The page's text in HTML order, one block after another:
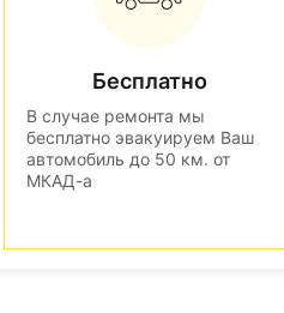
Бесплатно
В случае ремонта мы
бесплатно эвакуируем Ваш
автомобиль до 50 км. от
МКАД-а